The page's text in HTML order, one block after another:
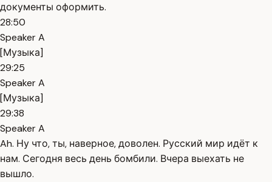
документы оформить.
28:50
Speaker A
[Музыка]
29:25
Speaker A
[Музыка]
29:38
Speaker A
Ah. Ну что, ты, наверное, доволен. Русский мир идёт к
нам. Сегодня весь день бомбили. Вчера выехать не
вышло.